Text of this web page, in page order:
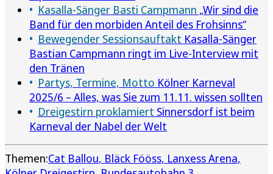
Kasalla-Sänger Basti Campmann „Wir sind die
Band für den morbiden Anteil des Frohsinns“
Bewegender Sessionsauftakt Kasalla-Sänger
Bastian Campmann ringt im Live-Interview mit
den Tränen
Partys, Termine, Motto Kölner Karneval
2025/6 – Alles, was Sie zum 11.11. wissen sollten
Dreigestirn proklamiert Sinnersdorf ist beim
Karneval der Nabel der Welt
Themen:Cat Ballou Bläck Fööss Lanxess Arena